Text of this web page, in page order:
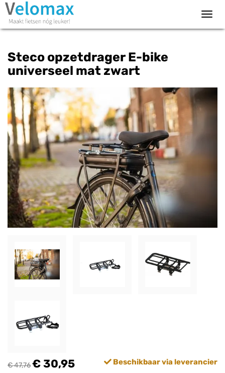
Steco opzetdrager E-bike
universeel mat zwart
€ 47,76€ 30,95 Beschikbaar via leverancier